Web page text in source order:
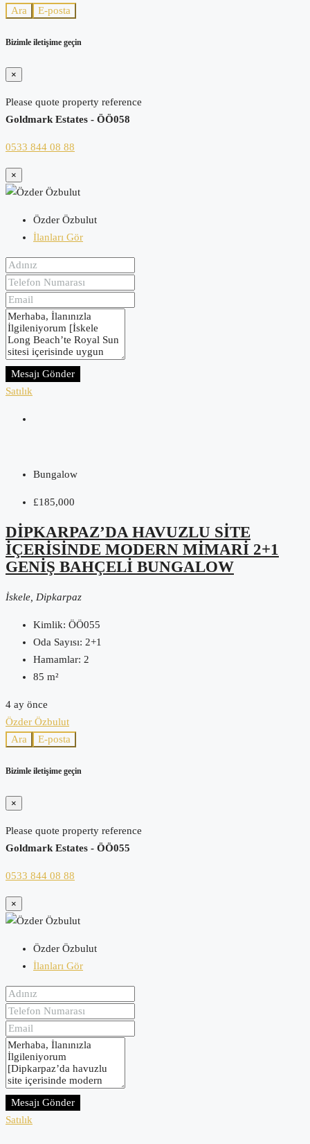
Ara
E-posta
Bizimle iletişime geçin
×
Please quote property reference
Goldmark Estates - ÖÖ058
0533 844 08 88
×
Özder Özbulut
İlanları Gör
Mesajı Gönder
Satılık
Bungalow
£185,000
DIPKARPAZ’DA HAVUZLU SITE
IÇERISINDE MODERN MIMARI 2+1
GENIŞ BAHÇELI BUNGALOW
İskele, Dipkarpaz
Kimlik: ÖÖ055
Oda Sayısı: 2+1
Hamamlar: 2
85 m²
4 ay önce
Özder Özbulut
Ara
E-posta
Bizimle iletişime geçin
×
Please quote property reference
Goldmark Estates - ÖÖ055
0533 844 08 88
×
Özder Özbulut
İlanları Gör
Mesajı Gönder
Satılık